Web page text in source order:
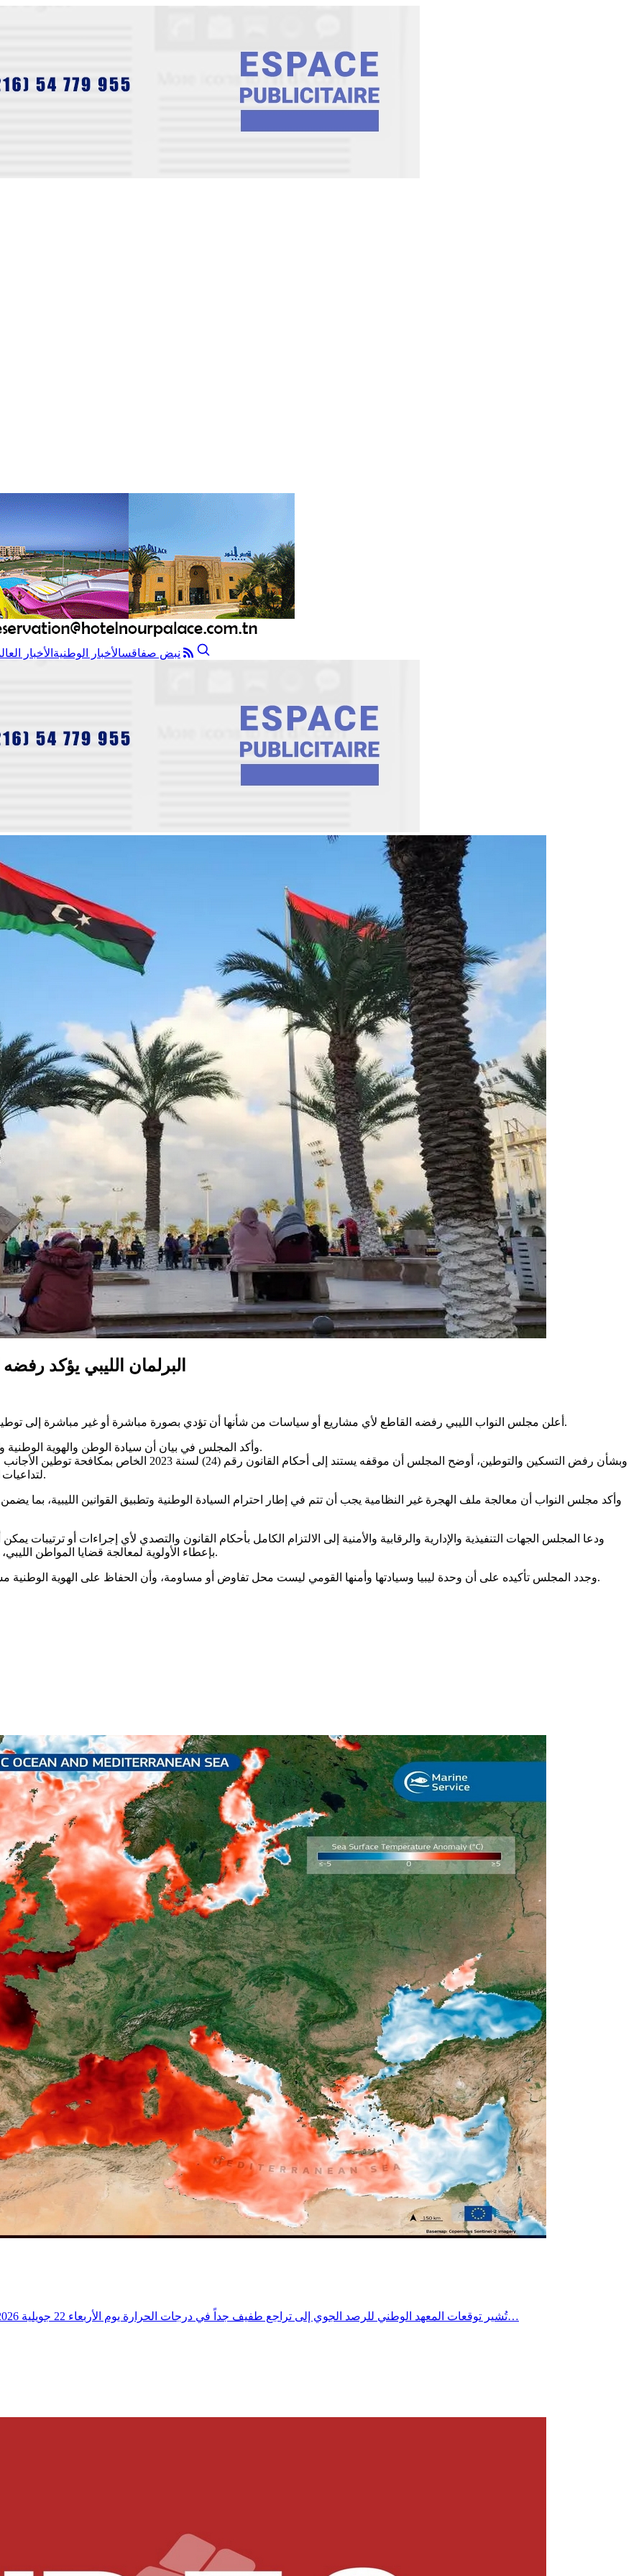
نبض صفاقسالأخبار الوطنية الأخبار
البرلمان الليبي يؤكد
أعلن مجلس النواب الليبي رفضه القاطع لأي مشاريع أو سياسات من شأنها أن تؤدي بصورة مباشرة أو غير مباشرة إلى توطين الأجانب أو إحداث أي تغيير ديمغرافي يمس التركيبة السكانية للدولة.
وأكد المجلس في بيان أن سيادة الوطن والهوية الوطنية والحفاظ على النسيج الاجتماعي تمثل خطوطا حمراء لا تقبل المساومة.
وبشأن رفض التسكين والتوطين، أوضح المجلس أن موقفه يستند
لتداعيات السياسات الدولية والإقليمية على حساب مصالح شعبها وأمنه القومي.
وأكد مجلس النواب أن معالجة ملف الهجرة غير النظامية يجب أن تتم في إطار احترام السيادة الوطنية وتطبيق القوانين الليبية، بما
ودعا المجلس الجهات التنفيذية والإدارية والرقابية والأمنية إلى الالتزام الكامل بأحكام القانون والتصدي لأي إجراءات أو ترتيبات
بإعطاء الأولوية لمعالجة قضايا المواطن الليبي، وفي مقدمتها توفير السكن وفرص العمل وتحسين الخدمات الأساسية.
وجدد المجلس تأكيده على أن وحدة ليبيا وسيادتها وأمنها القومي ليست محل تفاوض أو مساومة، وأن الحفاظ على الهوية الوطنية مسؤولية جماعية تقع على عاتق جميع مؤسسات الدولة والقوى الوطنية.
تُشير توقعات المعهد الوطني للرصد الجوي إلى تراجع طفيف جداً في درجات الحرارة يوم الأربعاء 22 جويلية 2026 خاصة بالمناطق الساحلية، مع استمرار الطقس شديد الحرارة بأغلب…